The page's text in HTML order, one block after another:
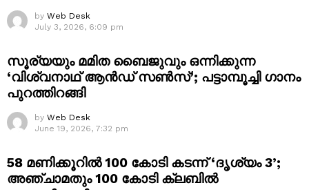
by Web Desk
July 3, 2026, 6:09 pm
സൂര്യയും മമിത ബൈജുവും ഒന്നിക്കുന്ന
‘വിശ്വനാഥ് ആൻഡ് സൺസ്’; പട്ടാമ്പൂച്ചി ഗാനം
പുറത്തിറങ്ങി
by Web Desk
June 19, 2026, 7:32 pm
58 മണിക്കൂറിൽ 100 കോടി കടന്ന് ‘ദൃശ്യം 3’;
അഞ്ചാമതും 100 കോടി ക്ലബിൽ